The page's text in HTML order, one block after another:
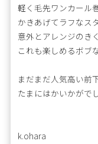
軽く毛先ワンカール
かきあげてラフなス
意外とアレンジのき
これも楽しめるボブ
まだまだ人気高い前
たまにはかいかがで
k.ohara